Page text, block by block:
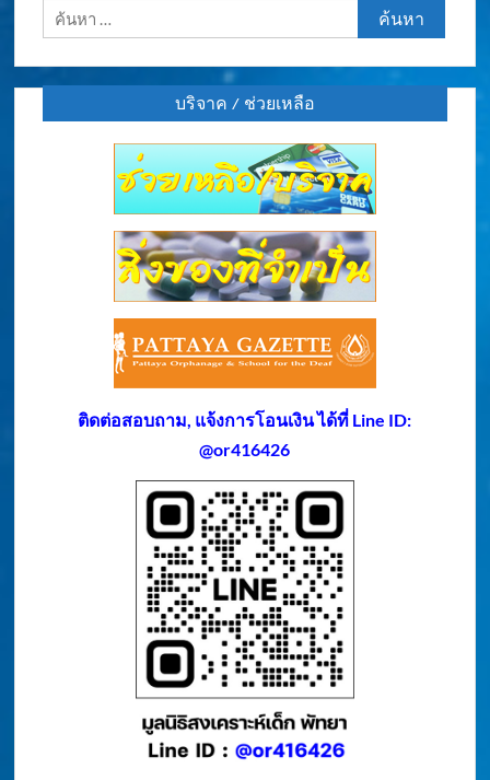
ค้นหา
สำหรับ:
บริจาค / ช่วยเหลือ
ติดต่อสอบถาม, แจ้งการโอนเงิน ได้ที่ Line ID:
@or416426